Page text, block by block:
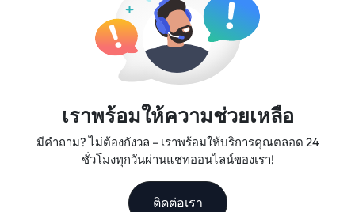
เราพร้อมให้ความช่วยเหลือ
มีคำถาม? ไม่ต้องกังวล – เราพร้อมให้บริการคุณตลอด 24
ชั่วโมงทุกวันผ่านแชทออนไลน์ของเรา!
ติดต่อเรา